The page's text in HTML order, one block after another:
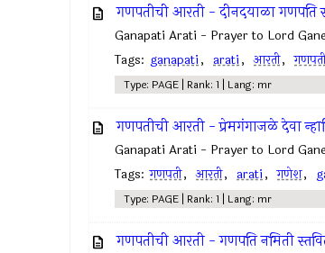
गणपतीची आरती - दीनदयाळा गणपति
Ganapati Arati - Prayer to Lord
Tags: ganapati, arati, आरती, गणपती
Type: PAGE | Rank: 1 | Lang: mr
गणपतीची आरती - प्रेमगंगाजळे देवा
Ganapati Arati - Prayer to Lord
Tags: गणपती, आरती, arati, गणेश,
Type: PAGE | Rank: 1 | Lang: mr
गणपतीची आरती - गणपति नमिती